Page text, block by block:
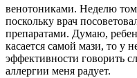
венотониками. Неделю
поскольку врач
препаратами. Думаю,
касается самой мази, то у
эффективности говорить
аллергии меня радует.